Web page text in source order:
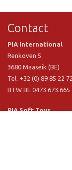
Contact
PIA International
Renkoven 5
3680 Maaseik (BE)
Tel. +32 (0) 89 85 22 72
BTW BE 0473.673.665
PIA Soft Toys